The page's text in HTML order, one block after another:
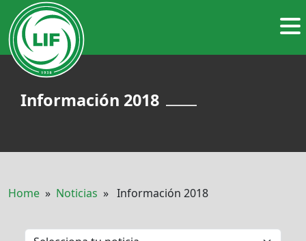
Información 2018
Home » Noticias » Información 2018